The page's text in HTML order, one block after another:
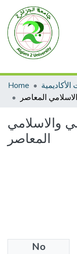
Home
والاسلامي
المعاصر
No